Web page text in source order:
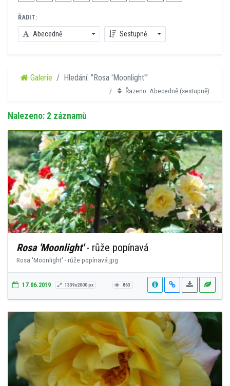
ŘADIT:
Abecedně Sestupně
Galerie Hledání: "Rosa 'Moonlight'"
Řazeno: Abecedně (sestupně)
Nalezeno: 2 záznamů
Rosa 'Moonlight'- růže popínavá
Rosa 'Moonlight' - růže popínavá.jpg
17.06.2019 1339x2000 px 863